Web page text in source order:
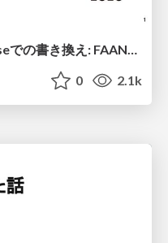
既存画面の Jetpack Composeでの書き換え: FAANSでの事例紹介 / Case study of rewriting existing screens with Jetpack Compose
0 2.1k